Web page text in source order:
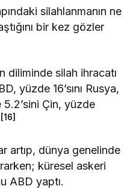
silahlanmanın ne
bir kez gözler
diliminde silah ihracatı
yüzde 16’sını Rusya,
5.2’sini Çin, yüzde
[16]
artıp, dünya genelinde
küresel askeri
ABD yaptı.